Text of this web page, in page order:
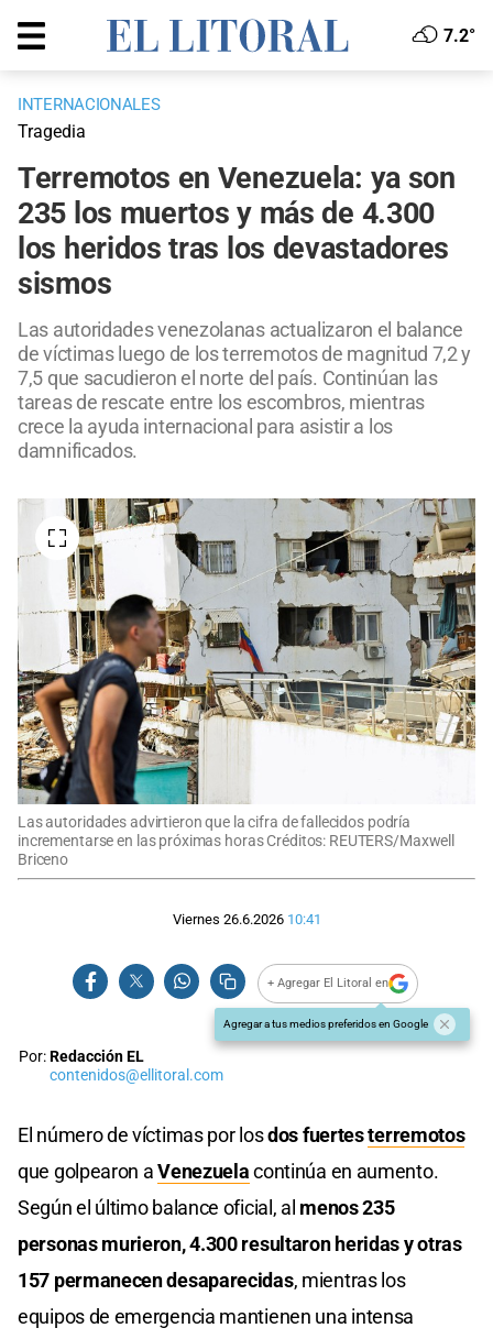
7.2°
INTERNACIONALES
Tragedia
Terremotos en Venezuela: ya son
235 los muertos y más de 4.300
los heridos tras los devastadores
sismos
Las autoridades venezolanas actualizaron el balance
de víctimas luego de los terremotos de magnitud 7,2 y
7,5 que sacudieron el norte del país. Continúan las
tareas de rescate entre los escombros, mientras
crece la ayuda internacional para asistir a los
damnificados.
Las autoridades advirtieron que la cifra de fallecidos podría
incrementarse en las próximas horas Créditos: REUTERS/Maxwell
Briceno
Viernes 26.6.2026 10:41
+ Agregar El Litoral en
Agregar a tus medios preferidos en Google
Por:Redacción EL
contenidos@ellitoral.com
El número de víctimas por losdos fuertesterremotos
que golpearon a Venezuela continúa en aumento.
Según el último balance oficial, al menos 235
personas murieron, 4.300 resultaron heridas y otras
157 permanecen desaparecidas, mientras los
equipos de emergencia mantienen una intensa